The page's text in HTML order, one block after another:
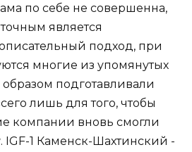
по себе не совершенна,
является
подход, при
многие из упомянутых
подготавливали
лишь для того, чтобы
компании вновь смогли
IGF-1 Каменск-Шахтинский -